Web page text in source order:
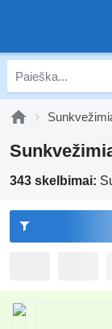
343 skelbimai: